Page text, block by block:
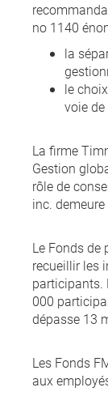
no 1140
la
le
voie
La firme
Gestion
rôle de
inc.
Le Fonds de
recueillir les
participants.
000
dépasse 13
Les Fonds
aux